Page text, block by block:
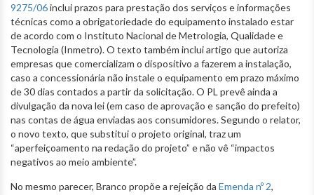
9275/06inclui prazos para prestação dos serviços e informações
técnicas como a obrigatoriedade do equipamento instalado estar
de acordo com o Instituto Nacional de Metrologia, Qualidade e
Tecnologia (Inmetro). O texto também inclui artigo que autoriza
empresas que comercializam o dispositivo a fazerem a instalação,
caso a concessionária não instale o equipamento em prazo máximo
de 30 dias contados a partir da solicitação. O PL prevê ainda a
divulgação da nova lei (em caso de aprovação e sanção do prefeito)
nas contas de água enviadas aos consumidores. Segundo o relator,
o novo texto, que substitui o projeto original, traz um
“aperfeiçoamento na redação do projeto” e não vê “impactos
negativos ao meio ambiente”.
No mesmo parecer, Branco propõe a rejeição da Emenda nº 2,